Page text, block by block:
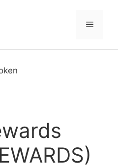
Меню